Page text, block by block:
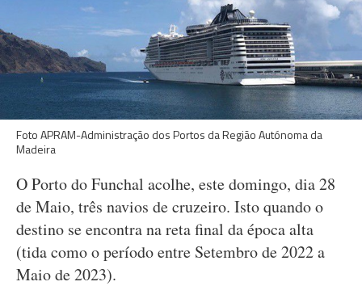
Foto APRAM-Administração dos Portos da Região Autónoma da
Madeira
O Porto do Funchal acolhe, este domingo, dia 28
de Maio, três navios de cruzeiro. Isto quando o
destino se encontra na reta final da época alta
(tida como o período entre Setembro de 2022 a
Maio de 2023).